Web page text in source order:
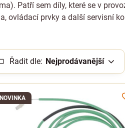
Patří sem díly, které se v
ovládací prvky a další servisní
Řadit dle: Nejprodávanější
NOVINKA